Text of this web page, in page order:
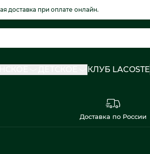
доставка при оплате онлайн.
КЛУБ LACOSTE
Доставка по России